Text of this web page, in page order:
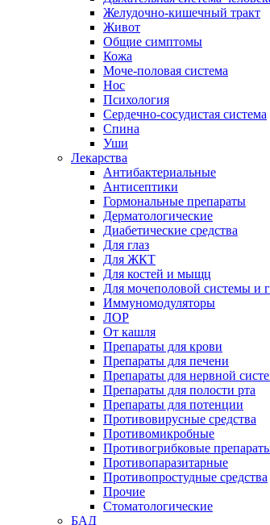
Желудочно-кишечный тракт
Живот
Общие симптомы
Кожа
Моче-половая система
Нос
Психология
Сердечно-сосудистая система
Спина
Уши
Лекарства
Антибактериальные
Антисептики
Гормональные препараты
Дерматологические
Диабетические средства
Для глаз
Для ЖКТ
Для костей и мыщц
Для мочеполовой системы и
Иммуномодуляторы
ЛОР
От кашля
Препараты для крови
Препараты для печени
Препараты для нервной
Препараты для полости рта
Препараты для потенции
Противовирусные средства
Противомикробные
Противогрибковые
Противопаразитарные
Противопростудные средства
Прочие
Стоматологические
БАД